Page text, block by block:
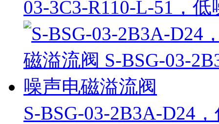
03-3C3-R110-L-51，
S-BSG-03-2B3A-D24